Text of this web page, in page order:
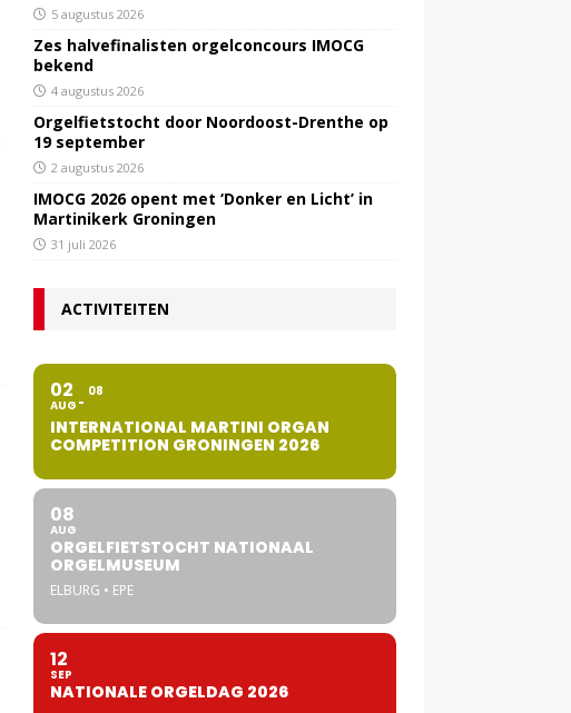
5 augustus 2026
Zes halvefinalisten orgelconcours IMOCG
bekend
4 augustus 2026
Orgelfietstocht door Noordoost-Drenthe op
19 september
2 augustus 2026
IMOCG 2026 opent met ‘Donker en Licht’ in
Martinikerk Groningen
31 juli 2026
ACTIVITEITEN
02
AUG
08
INTERNATIONAL MARTINI ORGAN
COMPETITION GRONINGEN 2026
08
AUG
ORGELFIETSTOCHT NATIONAAL
ORGELMUSEUM
ELBURG • EPE
12
SEP
NATIONALE ORGELDAG 2026